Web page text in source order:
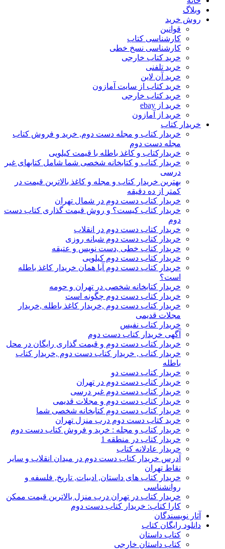
وبلاگ
روش خرید
قوانین
کارشناسی کتاب
کارشناسی نسخ خطی
خرید کتاب خارجی
خرید تلفنی
خرید آن لاین
خرید کتاب از سایت آمازون
خرید کتاب خارجی
خرید از ebay
خرید از آمازون
خریدار کتاب
خریدار کتاب و مجله دست دوم, خرید و فروش کتاب
مجله دست دوم
خریدارکتاب و کاغذ باطله با قیمت کیلویی
خریدار کتاب و کتابخانه شخصی شما شامل کتابهای غیر
درسی
بهترین خریدار کتاب و مجله و کاغذ بالاترین قیمت در
کمتر از ده دقیقه
خریدار کتاب دست دوم در شمال تهران
خریدار کتاب کیست؟ و روش قیمت گذاری کتاب دست
دوم
خریدار کتاب دست دوم در انقلاب
خریدار کتاب دست دوم شبانه روزی
خریدار کتاب خطی ,دست نویس و عتیقه
خریدار کتاب دست دوم کیلویی
خریدار کتاب دست دوم آیا همان خریدار کاغذ باطله
است؟
خریدار کتابخانه شخصی در تهران و حومه
خریدار کتاب دست دوم چگونه است
خریدار کتاب دست دوم ,خریدار کاغذ باطله ,خریدار
مجلات قدیمی
خریدار کتاب نفیس
آگهی خریدار کتاب دست دوم
خریدار کتاب دست دوم و قیمت گذاری رایگان در محل
خریدار کتاب , خریدار کتاب دست دوم ,خریدار کتاب
باطله
خریدار کتاب دست دو
خریدار کتاب دست دوم در تهران
خریدار کتاب دست دوم غیر درسی
خریدار کتاب دست دوم و مجلات قدیمی
خریدار کتاب دست دوم کتابخانه شخصی شما
خرید کتاب دست دوم درب منزل تهران
خریدار کتاب و مجله : خرید و فروش کتاب دست دوم
خریدار کتاب در منطقه 1
خریدار عادلانه کتاب
آدرس خریدار کتاب دست دوم در میدان انقلاب و سایر
نقاط تهران
خریدار کتاب های داستان, ادبیات, تاریخ, فلسفه و
روانشناسی
خریدار کتاب در تهران درب منزل بالاترین قیمت ممکن
کارا کتاب: خریدار کتاب دست دوم
آثار نویسندگان
دانلود رایگان کتاب
کتاب داستان
کتاب داستان خارجی